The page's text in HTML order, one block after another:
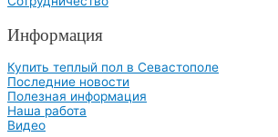
Информация
Купить теплый пол в Севастополе
Последние новости
Полезная информация
Наша работа
Видео